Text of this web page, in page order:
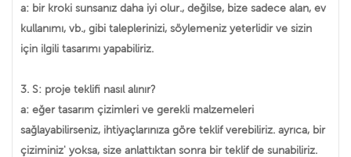
a: bir kroki sunsanız daha iyi olur., değilse, bize sadece alan, ev
kullanımı, vb., gibi taleplerinizi, söylemeniz yeterlidir ve sizin
için ilgili tasarımı yapabiliriz.
3. S: proje teklifi nasıl alınır?
a: eğer tasarım çizimleri ve gerekli malzemeleri
sağlayabilirseniz, ihtiyaçlarınıza göre teklif verebiliriz. ayrıca, bir
çiziminiz' yoksa, size anlattıktan sonra bir teklif de sunabiliriz.